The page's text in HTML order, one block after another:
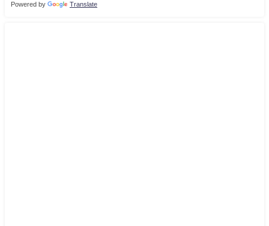
Powered by Translate